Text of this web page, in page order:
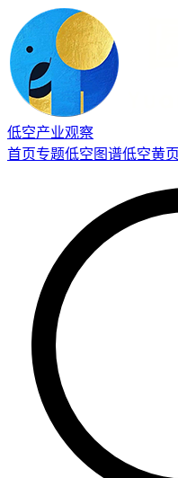
低空产业观察
首页专题低空图谱低空黄页